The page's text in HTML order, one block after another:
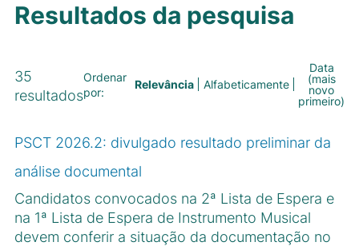
Resultados da pesquisa
35
resultados
Ordenar
por:
Relevância Alfabeticamente
Data
(mais
novo
primeiro)
PSCT 2026.2: divulgado resultado preliminar da
análise documental
Candidatos convocados na 2ª Lista de Espera e
na 1ª Lista de Espera de Instrumento Musical
devem conferir a situação da documentação no